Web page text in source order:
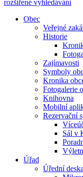
rozšířené vyhledávání
Obec
Veřejné
Historie
Zajímavosti
Symboly
Kronika
Fotogalerie
Knihovna
Mobilní
Rezervační
Sál v
Úřad
Úřední deska